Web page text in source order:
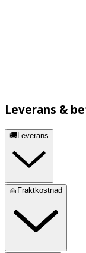
Leverans &
🚚Leverans
🧺Fraktkostnad